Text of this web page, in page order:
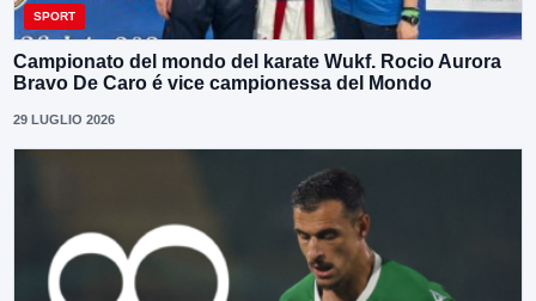
SPORT
Campionato del mondo del karate Wukf. Rocio Aurora
Bravo De Caro é vice campionessa del Mondo
29 LUGLIO 2026